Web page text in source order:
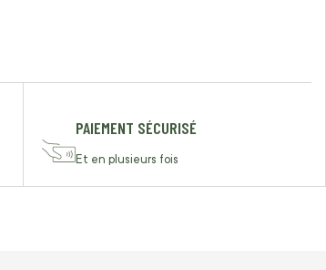
PAIEMENT SÉCURISÉ
Et en plusieurs fois